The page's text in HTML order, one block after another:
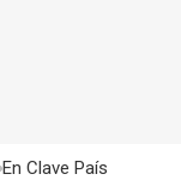
En Clave País